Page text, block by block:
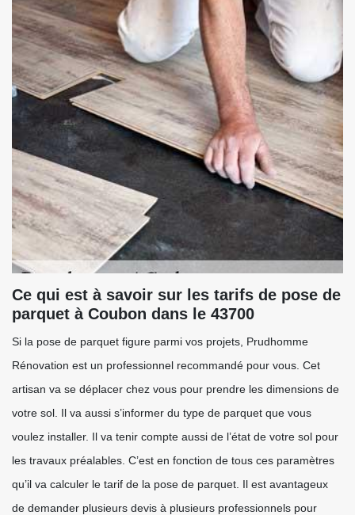
Ce qui est à savoir sur les tarifs de pose de
parquet à Coubon dans le 43700
Si la pose de parquet figure parmi vos projets, Prudhomme
Rénovation est un professionnel recommandé pour vous. Cet
artisan va se déplacer chez vous pour prendre les dimensions de
votre sol. Il va aussi s’informer du type de parquet que vous
voulez installer. Il va tenir compte aussi de l’état de votre sol pour
les travaux préalables. C’est en fonction de tous ces paramètres
qu’il va calculer le tarif de la pose de parquet. Il est avantageux
de demander plusieurs devis à plusieurs professionnels pour